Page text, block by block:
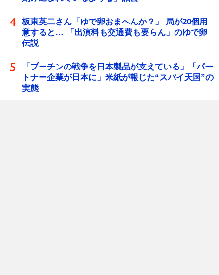
板東英二さん「ゆで卵おまへんか？」 局が20個用
意すると… 「出演料も交通費も要らん」のゆで卵
伝説
「プーチンの戦争を日本製品が支えている」「パー
トナー企業が日本に」米紙が報じた“スパイ天国”の
実態